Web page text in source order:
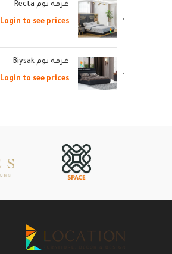
غرفة نوم Recta
Login to see prices
غرفة نوم Biysak
Login to see prices